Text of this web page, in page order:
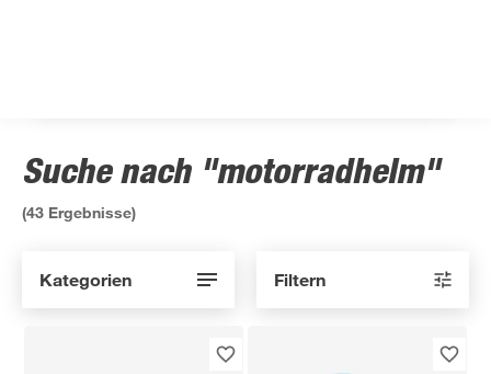
Suche nach "motorradhelm"
(43 Ergebnisse)
Kategorien Filtern